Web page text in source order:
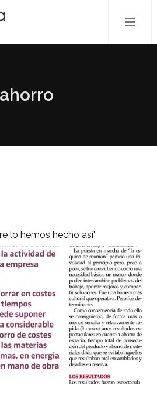
ahorro
lo hemos hecho así"